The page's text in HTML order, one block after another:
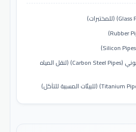
أنابيب الفولاذ الكربوني (Carbon Steel Pipes) (لنقل المياه